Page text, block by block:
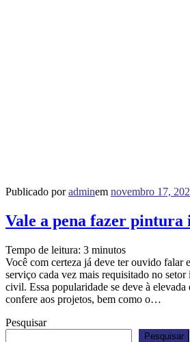
Publicado poradminem novembro 17,
Vale a pena fazer pintura
Tempo de leitura: 3 minutos
Você com certeza já deve ter ouvido falar
serviço cada vez mais requisitado no
civil. Essa popularidade se deve à elevada
confere aos projetos, bem como o…
Pesquisar
Pesquisar